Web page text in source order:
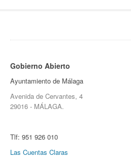
Gobierno Abierto
Ayuntamiento de Málaga
Avenida de Cervantes, 4
29016 - MÁLAGA.
Tlf: 951 926 010
Las Cuentas Claras